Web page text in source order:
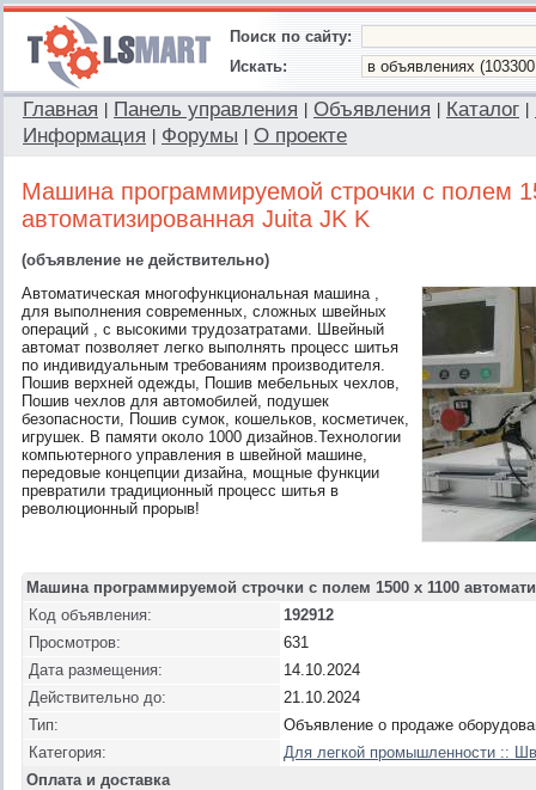
Поиск по сайту:
Искать:
Главная Панель управления Объявления Каталог
Информация
Форумы О проекте
Машина программируемой строчки с полем
автоматизированная Juita JK K
(объявление не действительно)
Автоматическая многофункциональная машина ,
для выполнения современных, сложных швейных
операций , с высокими трудозатратами. Швейный
автомат позволяет легко выполнять процесс шитья
по индивидуальным требованиям производителя.
Пошив верхней одежды, Пошив мебельных чехлов,
Пошив чехлов для автомобилей, подушек
безопасности, Пошив сумок, кошельков, косметичек,
игрушек. В памяти около 1000 дизайнов.Технологии
компьютерного управления в швейной машине,
передовые концепции дизайна, мощные функции
превратили традиционный процесс шитья в
революционный прорыв!
Машина программируемой строчки с полем 1500 х 1100
Код объявления:
192912
Просмотров:
631
Дата размещения:
14.10.2024
Действительно до:
21.10.2024
Тип:
Объявление о продаже
Категория:
Для легкой промышленности ::
Оплата и доставка